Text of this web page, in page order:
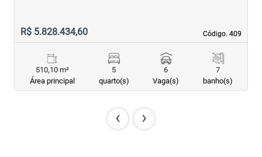
Código. 409
Código. 409
R$ 5.828.434,60
510,10 m²
Área principal
5
quarto(s)
6
Vaga(s)
7
banho(s)
‹ ›